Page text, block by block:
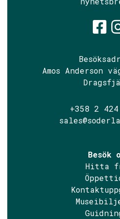
Amos Anderson
+358 2
Besök
Hitta